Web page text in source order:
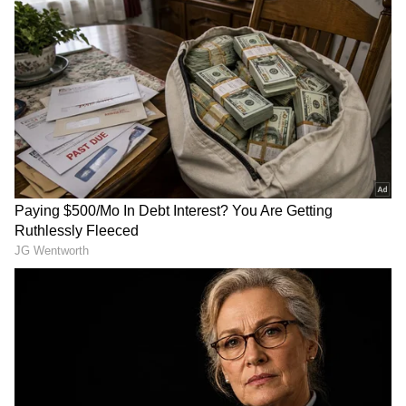
ನಡುವಿನ ಪ್ರೀತಿ ಮಾಸಿರಲಿಲ್ಲ, ಆ ಪ್ರೇಮ ಮತ್ತಷ್ಟು
ಗಟ್ಟಿಯಾಗಿದೆ. ಹೇಗೋ ಈ ವಿಚಾರ ಹುಡುಗಿಯ ಮನೆಯವರಿಗೆ
ತಿಳಿದಿದೆ. ಅಷ್ಟರಾಗಲೇ ಬೇರೊಬ್ಬ ಹುಡುಗನ ಜೊತೆ
ಮದುವೆ(Marriage) ಮಾಡಲು ಸಿದ್ದತೆ ನಡೆಸಿದ್ದರು.
ಒತ್ತಾಯ ಪೂರ್ವಕವಾಗಿ ಮದುವೆ ಮಾಡಲು ರೇವತಿಳನ್ನು
ನಿಗೂಢವಾದ ಸ್ಥಳದಲ್ಲಿ ಇಟ್ಟಿದ್ದ ವಿಚಾರವನ್ನು ಹೇಗೂ ಅರಿತ
ಯುವ ಯೋಗಾನಂದ ಆ ಸ್ಥಳಕ್ಕೆ ಹೋಗಿ ಯುವತಿಯನ್ನು
ಮನವೊಲಿಸಿ ಕರೆತಂದಿದ್ದರು.